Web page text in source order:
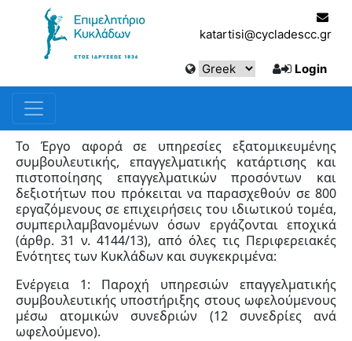
katartisi@cycladescc.gr
Login
Το Έργο αφορά σε υπηρεσίες εξατομικευμένης
συμβουλευτικής, επαγγελματικής κατάρτισης και
πιστοποίησης επαγγελματικών προσόντων και
δεξιοτήτων που πρόκειται να παρασχεθούν σε 800
εργαζόμενους σε επιχειρήσεις του ιδιωτικού τομέα,
συμπεριλαμβανομένων όσων εργάζονται εποχικά
(άρθρ. 31 ν. 4144/13), από όλες τις Περιφερειακές
Ενότητες των Κυκλάδων και συγκεκριμένα:
Ενέργεια 1: Παροχή υπηρεσιών επαγγελματικής
συμβουλευτικής υποστήριξης στους ωφελούμενους
μέσω ατομικών συνεδριών (12 συνεδρίες ανά
ωφελούμενο).